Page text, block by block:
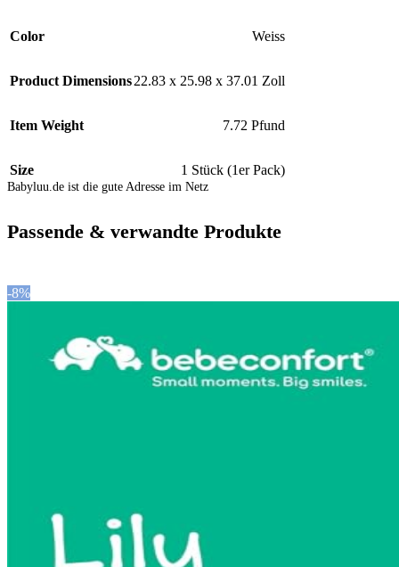
Color Weiss
Product Dimensions22.83 x 25.98 x 37.01 Zoll
Item Weight 7.72 Pfund
Size 1 Stück (1er Pack)
Babyluu.de ist die gute Adresse im Netz
Passende & verwandte Produkte
-8%